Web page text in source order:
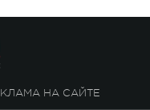
НА САЙТЕ